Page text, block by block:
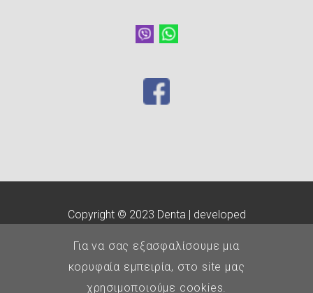
Copyright © 2023 Denta | developed
E.O.Ο.-Οδοντιατρικός
Σύλλογος Θεσσαλονίκης
Για να σας εξασφαλίσουμε μια
κορυφαία εμπειρία, στο site μας
χρησιμοποιούμε cookies.